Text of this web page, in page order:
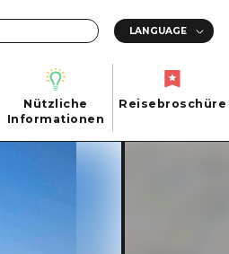
Nützliche
Informationen
Reisebroschüre